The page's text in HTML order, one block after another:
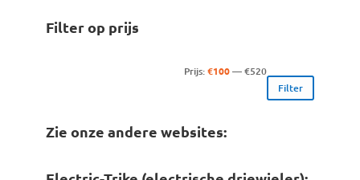
Filter op prijs
Filter
Prijs:€100—€520
Zie onze andere websites: